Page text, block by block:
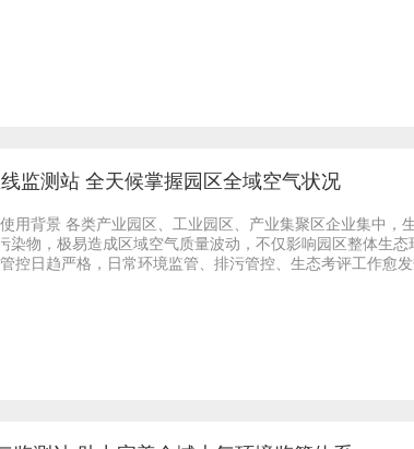
监测站 全天候掌握园区全域空气状况
用背景 各类产业园区、工业园区、产业集聚区企业集中，
染物，极易造成区域空气质量波动，不仅影响园区整体生
控日趋严格，日常环境监管、排污管控、生态考评工作愈